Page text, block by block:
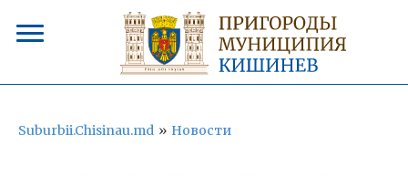
Suburbii.Chisinau.md » Новости